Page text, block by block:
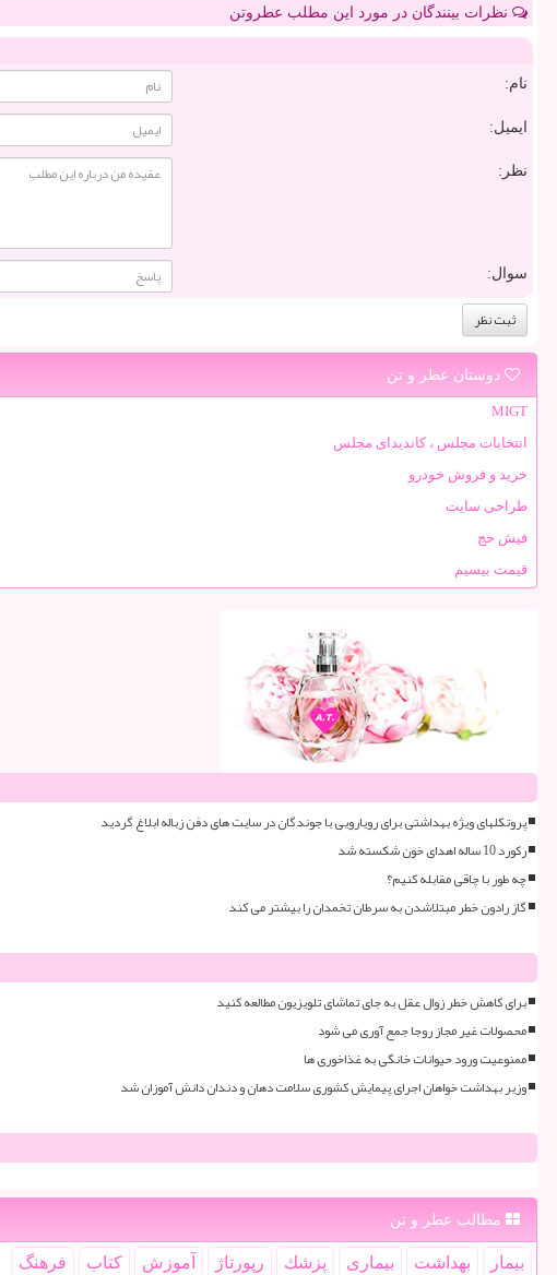
نظرات بینندگان در مورد این مطلب عطروتن
نام:
ایمیل:
نظر:
سوال:
دوستان عطر و تن
MIGT
انتخابات مجلس ، کاندیدای مجلس
خرید و فروش خودرو
طراحی سایت
فیش حج
قیمت بیسیم
پروتکلهای ویژه بهداشتی برای رویارویی با جوندگان در سایت های دفن زباله ابلاغ گردید
رکورد 10 ساله اهدای خون شکسته شد
چه طور با چاقی مقابله کنیم؟
گاز رادون خطر مبتلاشدن به سرطان تخمدان را بیشتر می کند
برای کاهش خطر زوال عقل به جای تماشای تلویزیون مطالعه کنید
محصولات غیر مجاز روجا جمع آوری می شود
ممنوعیت ورود حیوانات خانگی به غذاخوری ها
وزیر بهداشت خواهان اجرای پیمایش کشوری سلامت دهان و دندان دانش آموزان شد
مطالب عطر و تن
بیمار بهداشت بیماری پزشك رپورتاژ آموزش كتاب فرهنگ